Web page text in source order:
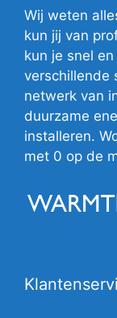
Wij weten
kun jij van
kun je snel
verschillende
netwerk van
duurzame
installeren.
met 0 op de